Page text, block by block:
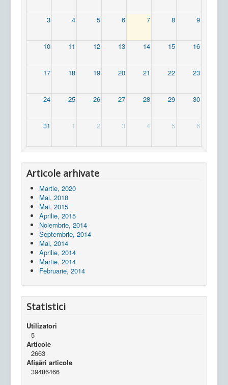
3 4 5 6 7 8 9
10 11 12 13 14 15 16
17 18 19 20 21 22 23
24 25 26 27 28 29 30
31 1 2 3 4 5 6
Articole arhivate
Martie, 2020
Mai, 2018
Mai, 2015
Aprilie, 2015
Noiembrie, 2014
Septembrie, 2014
Mai, 2014
Aprilie, 2014
Martie, 2014
Februarie, 2014
Statistici
Utilizatori
5
Articole
2663
Afișări articole
39486466